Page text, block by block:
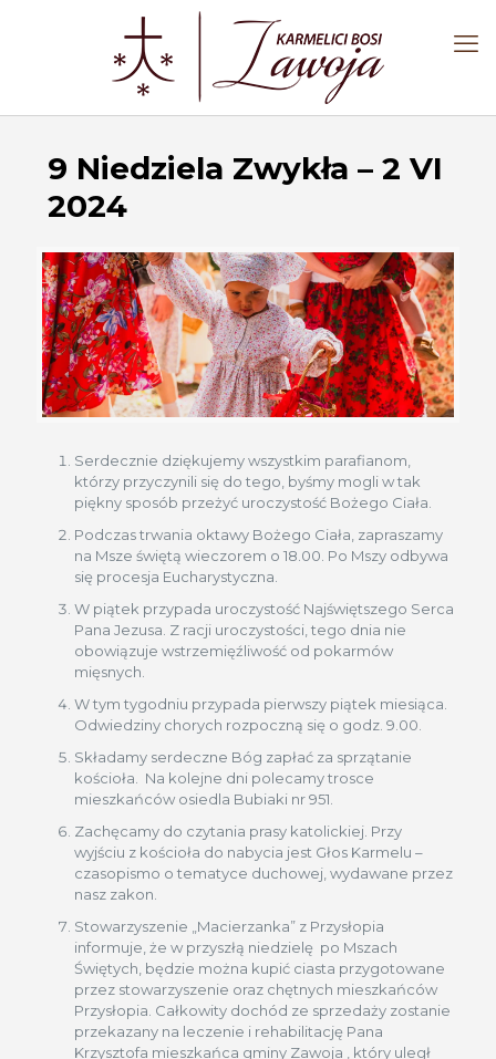
9 Niedziela Zwykła – 2 VI
2024
Serdecznie dziękujemy wszystkim parafianom,
którzy przyczynili się do tego, byśmy mogli w tak
piękny sposób przeżyć uroczystość Bożego Ciała.
Podczas trwania oktawy Bożego Ciała, zapraszamy
na Msze świętą wieczorem o 18.00. Po Mszy odbywa
się procesja Eucharystyczna.
W piątek przypada uroczystość Najświętszego Serca
Pana Jezusa. Z racji uroczystości, tego dnia nie
obowiązuje wstrzemięźliwość od pokarmów
mięsnych.
W tym tygodniu przypada pierwszy piątek miesiąca.
Odwiedziny chorych rozpoczną się o godz. 9.00.
Składamy serdeczne Bóg zapłać za sprzątanie
kościoła. Na kolejne dni polecamy trosce
mieszkańców osiedla Bubiaki nr 951.
Zachęcamy do czytania prasy katolickiej. Przy
wyjściu z kościoła do nabycia jest Głos Karmelu –
czasopismo o tematyce duchowej, wydawane przez
nasz zakon.
Stowarzyszenie „Macierzanka” z Przysłopia
informuje, że w przyszłą niedzielę po Mszach
Świętych, będzie można kupić ciasta przygotowane
przez stowarzyszenie oraz chętnych mieszkańców
Przysłopia. Całkowity dochód ze sprzedaży zostanie
przekazany na leczenie i rehabilitację Pana
Krzysztofa mieszkańca gminy Zawoja , który uległ